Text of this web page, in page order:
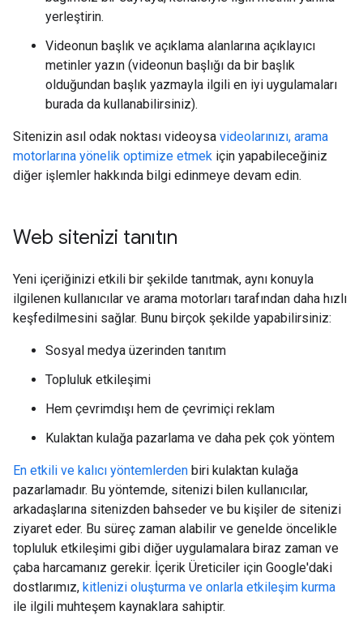
yerleştirin.
Videonun başlık ve açıklama alanlarına açıklayıcı
metinler yazın (videonun başlığı da bir başlık
olduğundan başlık yazmayla ilgili en iyi uygulamaları
burada da kullanabilirsiniz).
Sitenizin asıl odak noktası videoysa videolarınızı, arama
motorlarına yönelik optimize etmek için yapabileceğiniz
diğer işlemler hakkında bilgi edinmeye devam edin.
Web sitenizi tanıtın
Yeni içeriğinizi etkili bir şekilde tanıtmak, aynı konuyla
ilgilenen kullanıcılar ve arama motorları tarafından daha hızlı
keşfedilmesini sağlar. Bunu birçok şekilde yapabilirsiniz:
Sosyal medya üzerinden tanıtım
Topluluk etkileşimi
Hem çevrimdışı hem de çevrimiçi reklam
Kulaktan kulağa pazarlama ve daha pek çok yöntem
En etkili ve kalıcı yöntemlerden biri kulaktan kulağa
pazarlamadır. Bu yöntemde, sitenizi bilen kullanıcılar,
arkadaşlarına sitenizden bahseder ve bu kişiler de sitenizi
ziyaret eder. Bu süreç zaman alabilir ve genelde öncelikle
topluluk etkileşimi gibi diğer uygulamalara biraz zaman ve
çaba harcamanız gerekir. İçerik Üreticiler için Google'daki
dostlarımız, kitlenizi oluşturma ve onlarla etkileşim kurma
ile ilgili muhteşem kaynaklara sahiptir.